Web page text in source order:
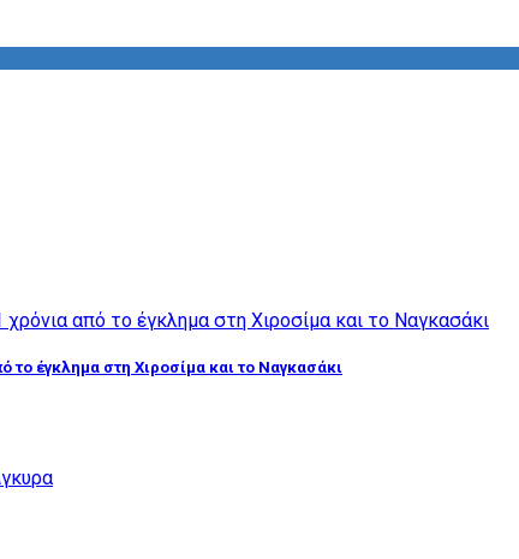
το έγκλημα στη Χιροσίμα και το Ναγκασάκι